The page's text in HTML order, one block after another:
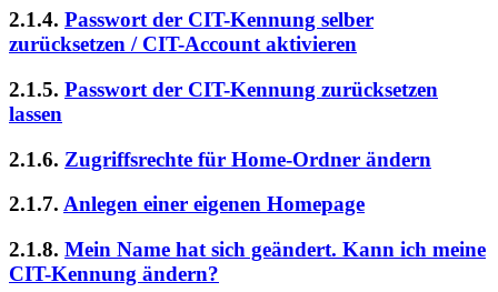
2.1.4. Passwort der CIT-Kennung selber
zurücksetzen / CIT-Account aktivieren
2.1.5. Passwort der CIT-Kennung zurücksetzen
lassen
2.1.6. Zugriffsrechte für Home-Ordner ändern
2.1.7. Anlegen einer eigenen Homepage
2.1.8. Mein Name hat sich geändert. Kann ich meine
CIT-Kennung ändern?